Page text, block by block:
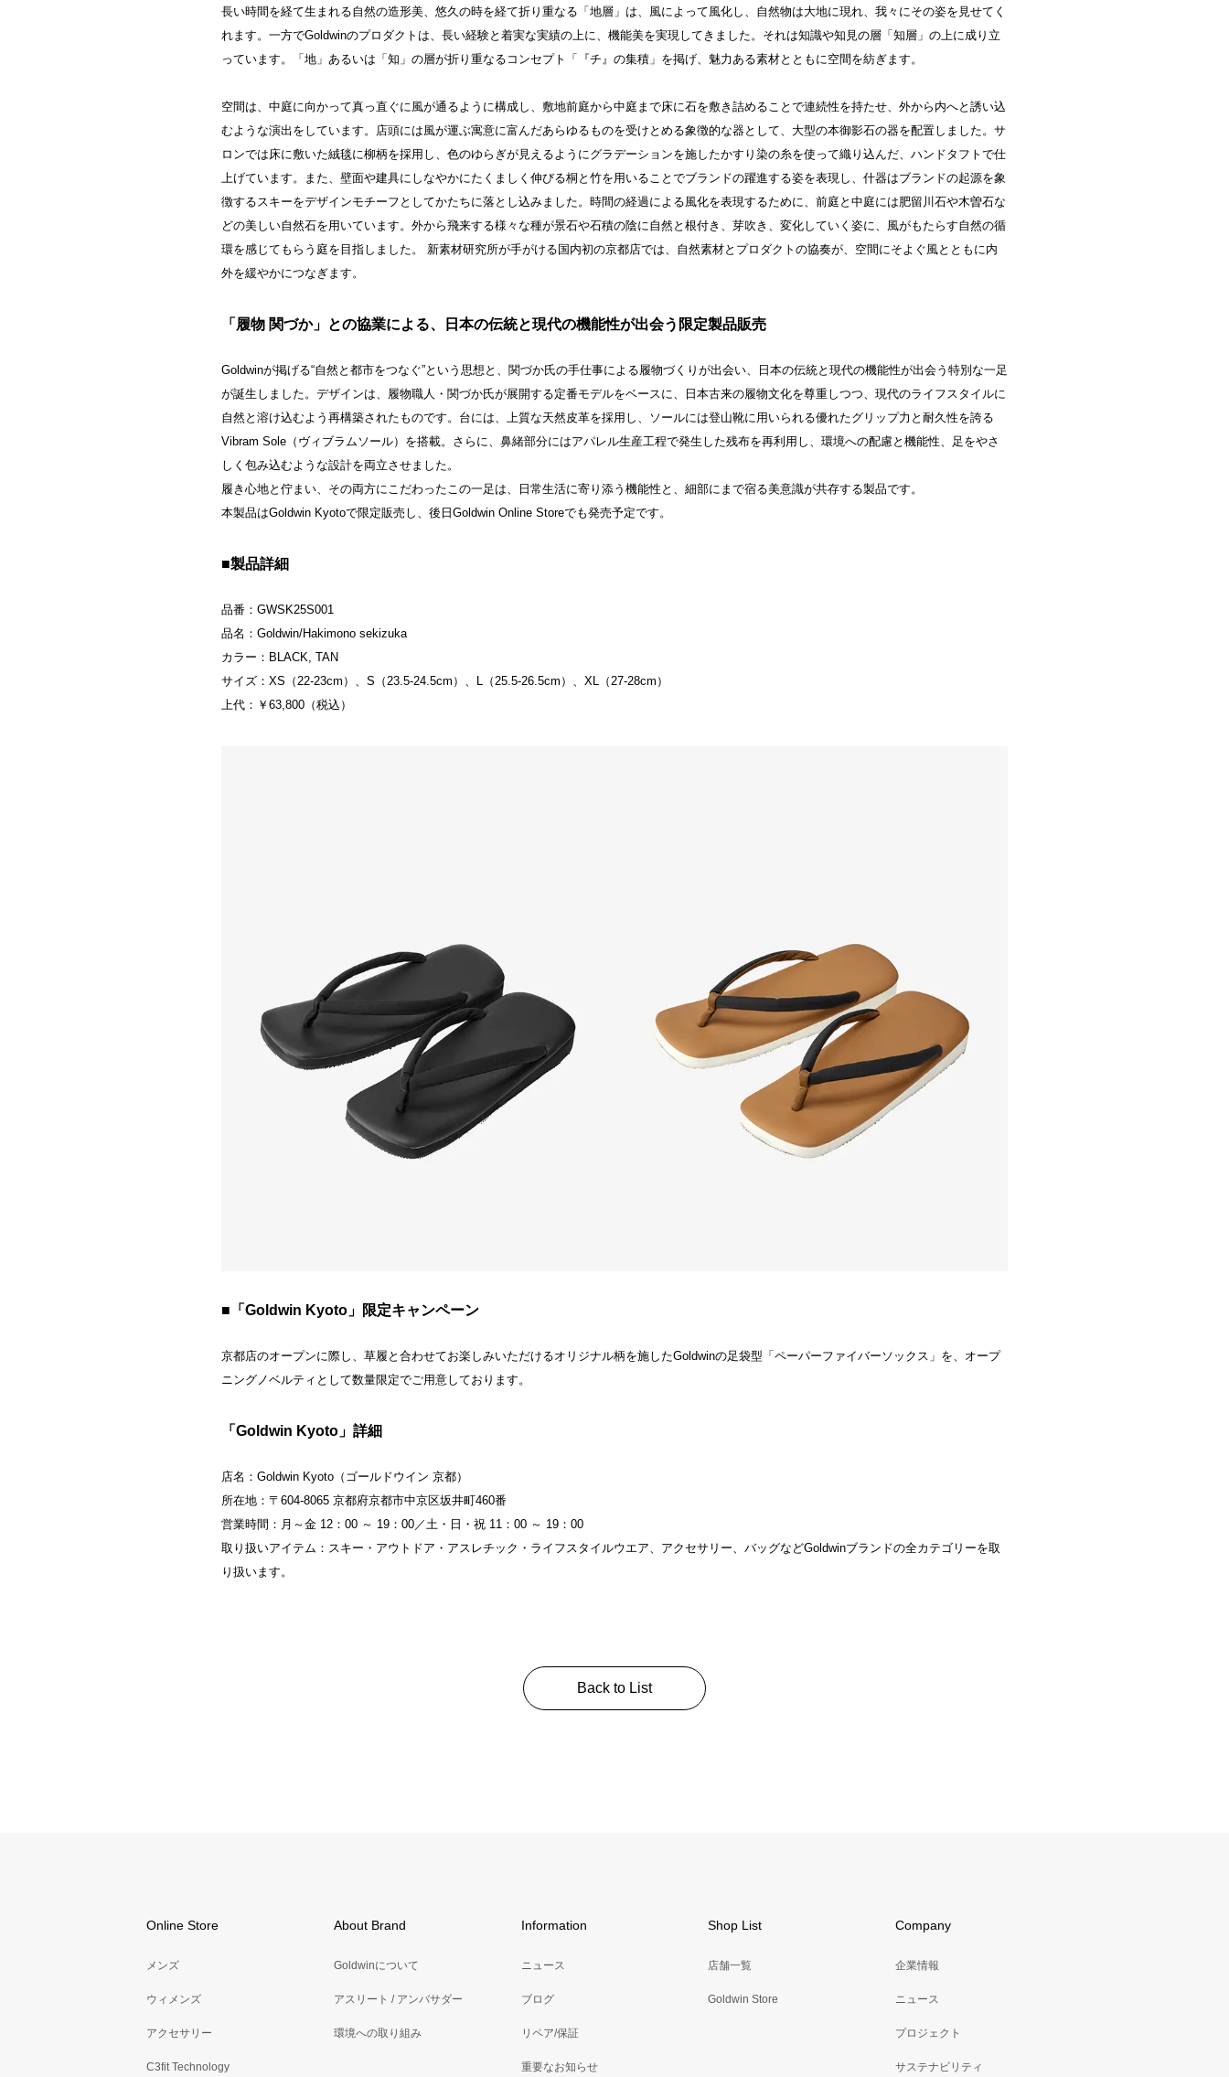
⻑い時間を経て生まれる自然の造形美、悠久の時を経て折り重なる「地層」は、風によって風化し、自然物は大地に現れ、我々にその姿を見せてく
れます。一方でGoldwinのプロダクトは、⻑い経験と着実な実績の上に、機能美を実現してきました。それは知識や知見の層「知層」の上に成り立
っています。「地」あるいは「知」の層が折り重なるコンセプト「『チ』の集積」を掲げ、魅力ある素材とともに空間を紡ぎます。
空間は、中庭に向かって真っ直ぐに風が通るように構成し、敷地前庭から中庭まで床に石を敷き詰めることで連続性を持たせ、外から内へと誘い込
むような演出をしています。店頭には風が運ぶ寓意に富んだあらゆるものを受けとめる象徴的な器として、大型の本御影石の器を配置しました。サ
ロンでは床に敷いた絨毯に柳柄を採用し、色のゆらぎが見えるようにグラデーションを施したかすり染の糸を使って織り込んだ、ハンドタフトで仕
上げています。また、壁面や建具にしなやかにたくましく伸びる桐と竹を用いることでブランドの躍進する姿を表現し、什器はブランドの起源を象
徴するスキーをデザインモチーフとしてかたちに落とし込みました。時間の経過による風化を表現するために、前庭と中庭には肥留川石や木曽石な
どの美しい自然石を用いています。外から飛来する様々な種が景石や石積の陰に自然と根付き、芽吹き、変化していく姿に、風がもたらす自然の循
環を感じてもらう庭を目指しました。 新素材研究所が手がける国内初の京都店では、自然素材とプロダクトの協奏が、空間にそよぐ風とともに内
外を緩やかにつなぎます。
「履物 関づか」との協業による、日本の伝統と現代の機能性が出会う限定製品販売
Goldwinが掲げる“自然と都市をつなぐ”という思想と、関づか氏の手仕事による履物づくりが出会い、日本の伝統と現代の機能性が出会う特別な一足
が誕生しました。デザインは、履物職人・関づか氏が展開する定番モデルをベースに、日本古来の履物文化を尊重しつつ、現代のライフスタイルに
自然と溶け込むよう再構築されたものです。台には、上質な天然皮革を採用し、ソールには登山靴に用いられる優れたグリップ力と耐久性を誇る
Vibram Sole（ヴィブラムソール）を搭載。さらに、鼻緒部分にはアパレル生産工程で発生した残布を再利用し、環境への配慮と機能性、足をやさ
しく包み込むような設計を両立させました。
履き心地と佇まい、その両方にこだわったこの一足は、日常生活に寄り添う機能性と、細部にまで宿る美意識が共存する製品です。
本製品はGoldwin Kyotoで限定販売し、後日Goldwin Online Storeでも発売予定です。
■製品詳細
品番：GWSK25S001
品名：Goldwin/Hakimono sekizuka
カラー：BLACK, TAN
サイズ：XS（22-23cm）、S（23.5-24.5cm）、L（25.5-26.5cm）、XL（27-28cm）
上代：￥63,800（税込）
■「Goldwin Kyoto」限定キャンペーン
京都店のオープンに際し、草履と合わせてお楽しみいただけるオリジナル柄を施したGoldwinの足袋型「ペーパーファイバーソックス」を、オープ
ニングノベルティとして数量限定でご用意しております。
「Goldwin Kyoto」詳細
店名：Goldwin Kyoto（ゴールドウイン 京都）
所在地：〒604-8065 京都府京都市中京区坂井町460番
営業時間：月～金 12：00 ～ 19：00／土・日・祝 11：00 ～ 19：00
取り扱いアイテム：スキー・アウトドア・アスレチック・ライフスタイルウエア、アクセサリー、バッグなどGoldwinブランドの全カテゴリーを取
り扱います。
Back to List
Online Store
メンズ
ウィメンズ
アクセサリー
C3fit Technology
About Brand
Goldwinについて
アスリート / アンバサダー
環境への取り組み
Information
ニュース
ブログ
リペア/保証
重要なお知らせ
Shop List
店舗一覧
Goldwin Store
Company
企業情報
ニュース
プロジェクト
サステナビリティ